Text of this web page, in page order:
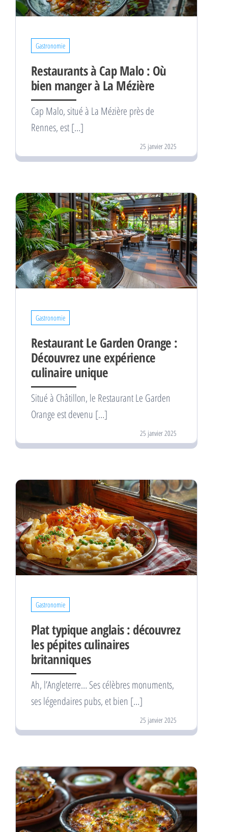
Gastronomie
Restaurants à Cap Malo : Où
bien manger à La Mézière
Cap Malo, situé à La Mézière près de
Rennes, est […]
25 janvier 2025
Gastronomie
Restaurant Le Garden Orange :
Découvrez une expérience
culinaire unique
Situé à Châtillon, le Restaurant Le Garden
Orange est devenu […]
25 janvier 2025
Gastronomie
Plat typique anglais : découvrez
les pépites culinaires
britanniques
Ah, l’Angleterre… Ses célèbres monuments,
ses légendaires pubs, et bien […]
25 janvier 2025